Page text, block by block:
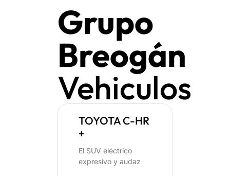
Grupo
Breogán
Vehiculos
TOYOTA C-HR
+
El SUV eléctrico
expresivo y audaz